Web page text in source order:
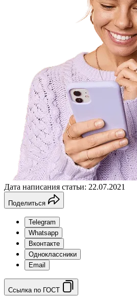
Дата написания статьи: 22.07.2021
Поделиться
Telegram
Whatsapp
Вконтакте
Одноклассники
Email
Ссылка по ГОСТ